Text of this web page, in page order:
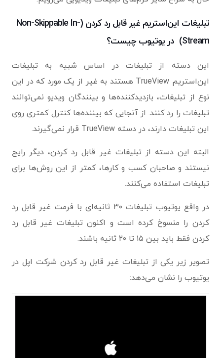
تبلیغات این‌استریم غیر قابل رد کردن (Non-Skippable In-
Stream) در یوتیوب چیست؟
این دسته از تبلیغات در اساس شبیه به تبلیغات
این‌استریم TrueView هستند به غیر از یک مورد که در این
نوع از تبلیغات، بازدیدکننده‌ها و بینندگان ویدیو نمی‌توانند
تبلیغات را رد کنند. از آنجایی که بیننده‌ها کنترل کمتری روی
این تبلیغات دارند، در دسته TrueView قرار نمی‌گیرند.
البته این دسته از تبلیغات غیر قابل رد کردن، دیگر رایج
نیستند و صاحبان کسب و کارها، کمتر از این روش‌ها برای
تبلیغات استفاده می‌کنند.
در واقع یوتیوب تبلیغات ۳۰ ثانیه‌ای با فرمت غیر قابل رد
کردن را منسوخ کرده است و اکنون تبلیغات غیر قابل رد
کردن فقط باید بین ۱۵ تا ۲۰ ثانیه باشند.
تصویر زیر یکی از تبلیغات غیر قابل رد کردن شرکت اپل در
یوتیوب را نشان می‌دهد: